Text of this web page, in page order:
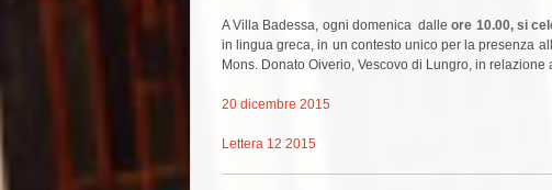
A Villa Badessa, ogni domenica dalleore 10.00, si
in lingua greca, in un contesto unico per la presenza
Mons. Donato Oiverio, Vescovo di Lungro, in
20 dicembre 2015
Lettera 12 2015